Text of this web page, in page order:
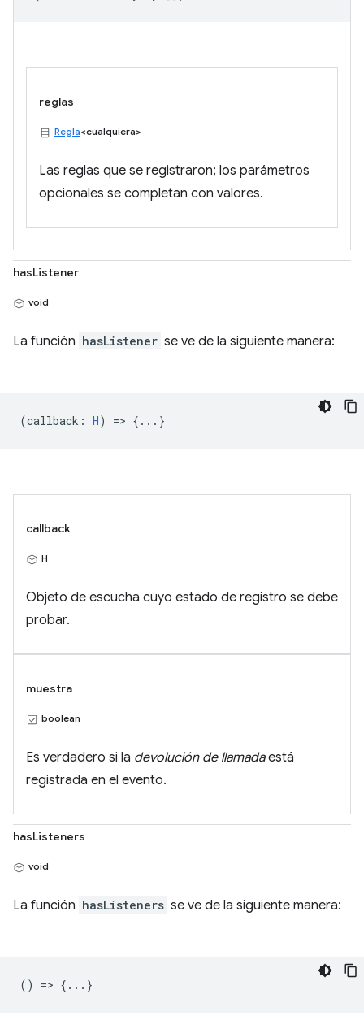
reglas
Regla<cualquiera>
Las reglas que se registraron; los parámetros
opcionales se completan con valores.
hasListener
void
La función hasListener se ve de la siguiente manera:
(callback : H) => {...}
callback
H
Objeto de escucha cuyo estado de registro se debe
probar.
muestra
boolean
Es verdadero si la devolución de llamadaestá
registrada en el evento.
hasListeners
void
La función hasListeners se ve de la siguiente manera:
() => {...}